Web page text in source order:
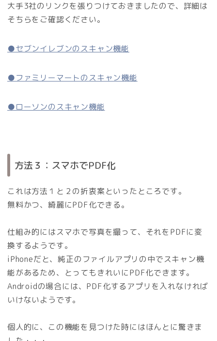
大手3社のリンクを張りつけておきましたので、詳細は
そちらをご確認ください。
●セブンイレブンのスキャン機能
●ファミリーマートのスキャン機能
●ローソンのスキャン機能
方法３：スマホでPDF化
これは方法１と２の折衷案といったところです。
無料かつ、綺麗にPDF化できる。
仕組み的にはスマホで写真を撮って、それをPDFに変
換するようです。
iPhoneだと、純正のファイルアプリの中でスキャン機
能があるため、とってもきれいにPDF化できます。
Androidの場合には、PDF化するアプリを入れなければ
いけないようです。
個人的に、この機能を見つけた時にはほんとに驚きま